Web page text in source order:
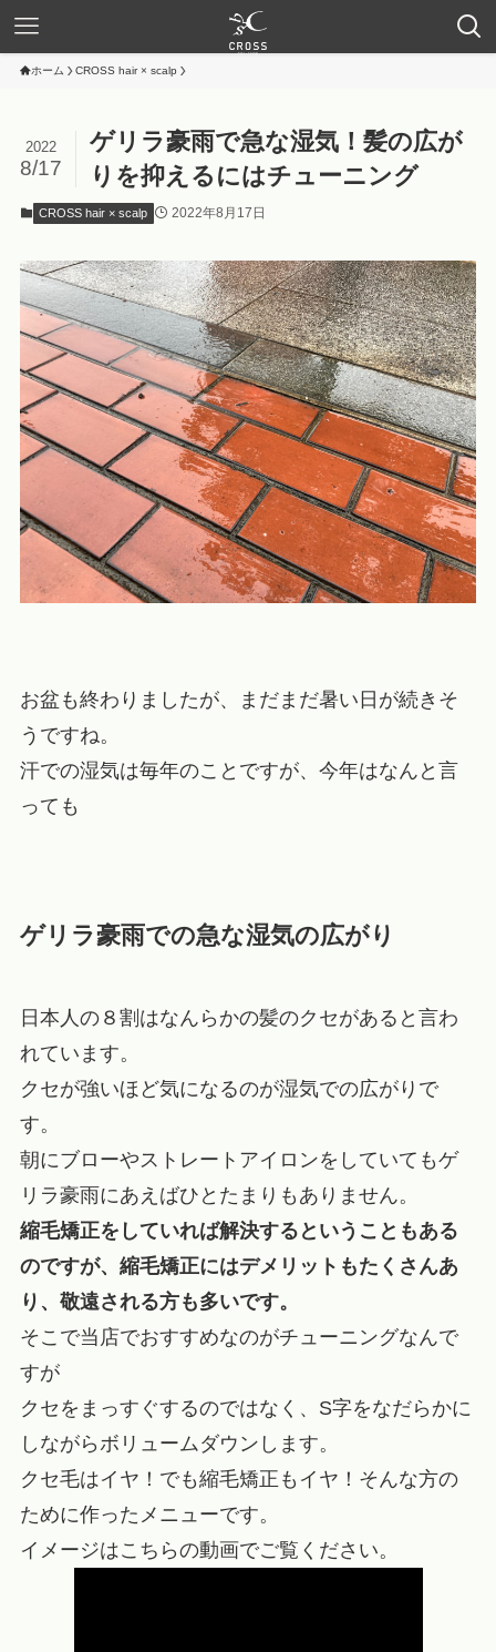
ホーム CROSS hair × scalp
ゲリラ豪雨で急な湿気！髪の広が
りを抑えるにはチューニング
2022
8/17
CROSS hair × scalp 2022年8月17日
お盆も終わりましたが、まだまだ暑い日が続きそ
うですね。
汗での湿気は毎年のことですが、今年はなんと言
っても
ゲリラ豪雨での急な湿気の広がり
日本人の８割はなんらかの髪のクセがあると言わ
れています。
クセが強いほど気になるのが湿気での広がりで
す。
朝にブローやストレートアイロンをしていてもゲ
リラ豪雨にあえばひとたまりもありません。
縮毛矯正をしていれば解決するということもある
のですが、縮毛矯正にはデメリットもたくさんあ
り、敬遠される方も多いです。
そこで当店でおすすめなのがチューニングなんで
すが
クセをまっすぐするのではなく、S字をなだらかに
しながらボリュームダウンします。
クセ毛はイヤ！でも縮毛矯正もイヤ！そんな方の
ために作ったメニューです。
イメージはこちらの動画でご覧ください。